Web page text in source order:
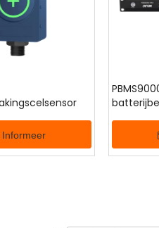
Informeer